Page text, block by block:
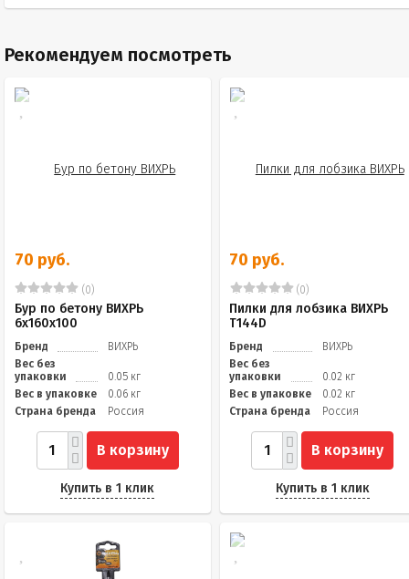
Рекомендуем посмотреть
70 руб.
(0)
Бур по бетону ВИХРЬ
6x160x100
Бренд
ВИХРЬ
Вес без
упаковки
0.05 кг
Вес в упаковке
0.06 кг
Страна бренда
Россия
В корзину
Купить в 1 клик
70 руб.
(0)
Пилки для лобзика ВИХРЬ
Т144D
Бренд
ВИХРЬ
Вес без
упаковки
0.02 кг
Вес в упаковке
0.02 кг
Страна бренда
Россия
В корзину
Купить в 1 клик